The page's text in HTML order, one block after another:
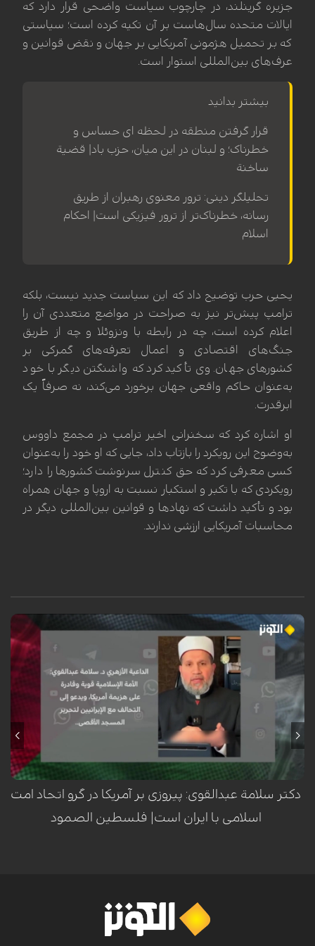
جزیره گرینلند، در چارچوب سیاست واضحی قرار دارد که
ایالات متحده سال‌هاست بر آن تکیه کرده است؛ سیاستی
که بر تحمیل هژمونی آمریکایی بر جهان و نقض قوانین و
عرف‌های بین‌المللی استوار است.
بیشتر بدانید
قرار گرفتن منطقه در لحظه ای حساس و
خطرناک؛ و لبنان در این میان، حزب باد| قضیة
ساخنة
تحلیلگر دینی: ترور معنوی رهبران از طریق
رسانه، خطرناک‌تر از ترور فیزیکی است| احکام
اسلام
یحیی حرب توضیح داد که این سیاست جدید نیست، بلکه
ترامپ پیش‌تر نیز به صراحت در مواضع متعددی آن را
اعلام کرده است، چه در رابطه با ونزوئلا و چه از طریق
جنگ‌های اقتصادی و اعمال تعرفه‌های گمرکی بر
کشورهای جهان. وی تأکید کرد که واشنگتن دیگر با خود
به‌عنوان حاکم واقعی جهان برخورد می‌کند، نه صرفاً یک
ابرقدرت.
او اشاره کرد که سخنرانی اخیر ترامپ در مجمع داووس
به‌وضوح این رویکرد را بازتاب داد، جایی که او خود را به‌عنوان
کسی معرفی کرد که حق کنترل سرنوشت کشورها را دارد؛
رویکردی که با تکبر و استکبار نسبت به اروپا و جهان همراه
بود و تأکید داشت که نهادها و قوانین بین‌المللی دیگر در
محاسبات آمریکایی ارزشی ندارند.
سلامة عبدالقوی، عالم برجسته اهل سنت و داعیه‌دار ازهري، با تأکید بر قدرت و
توانمندی امت اسلامی، اعلام کرد که این امت قادر به شکست آمریکا است. او در
این راستا، هم‌پیمانی با ایران را راهکاری کلیدی برای آزادسازی مسجدالاقصی و
مقابله با استکبار جهانی دانست.
دکتر سلامة عبدالقوی: پیروزی بر آمریکا در گرو اتحاد امت
اسلامی با ایران است| فلسطين الصمود